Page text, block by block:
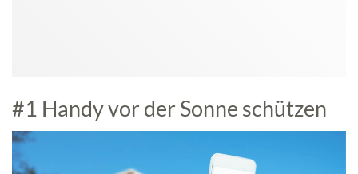
#1 Handy vor der Sonne schützen